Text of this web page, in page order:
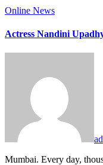
Online News
Actress Nandini
Mumbai. Every day,